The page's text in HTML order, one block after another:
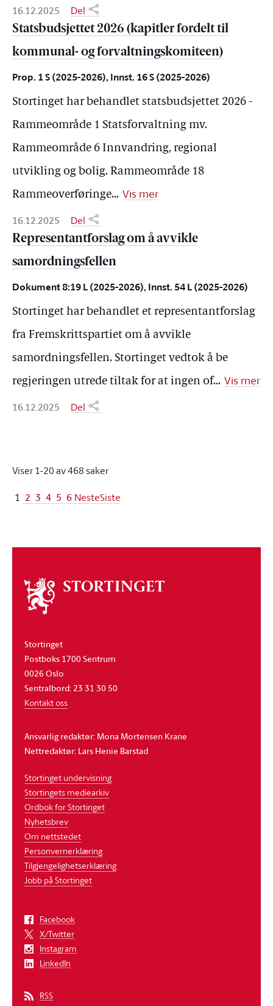
16.12.2025
Del
Statsbudsjettet 2026 (kapitler fordelt til
kommunal- og forvaltningskomiteen)
Prop. 1 S (2025-2026), Innst. 16 S (2025-2026)
Stortinget har behandlet statsbudsjettet 2026 -
Rammeområde 1 Statsforvaltning mv.
Rammeområde 6 Innvandring, regional
utvikling og bolig. Rammeområde 18
Rammeoverføringe... Vis mer
16.12.2025
Del
Representantforslag om å avvikle
samordningsfellen
Dokument 8:19 L (2025-2026), Innst. 54 L (2025-2026)
Stortinget har behandlet et representantforslag
fra Fremskrittspartiet om å avvikle
samordningsfellen. Stortinget vedtok å be
regjeringen utrede tiltak for at ingen of... Vis mer
16.12.2025
Del
Viser 1-20 av 468 saker
1 2 3 4 5 6 NesteSiste
Om
stortinget
Stortinget
Postboks 1700 Sentrum
0026 Oslo
Sentralbord: 23 31 30 50
Kontakt oss
Ansvarlig redaktør: Mona Mortensen Krane
Nettredaktør: Lars Henie Barstad
Stortinget undervisning
Stortingets mediearkiv
Ordbok for Stortinget
Nyhetsbrev
Om nettstedet
Personvernerklæring
Tilgjengelighetserklæring
Jobb på Stortinget
Facebook
X/Twitter
Instagram
LinkedIn
RSS